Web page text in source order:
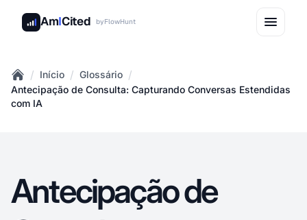
AmICited byFlowHunt
Home
/ Início / Glossário /
Antecipação de Consulta: Capturando Conversas Estendidas
com IA
Antecipação de